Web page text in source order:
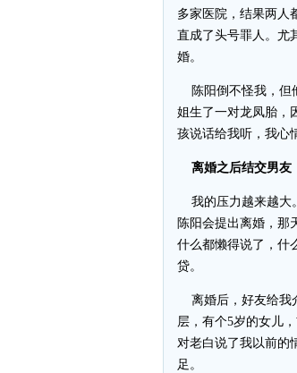
多家医院，结果两人
直成了头号罪人。尤
婚。
陈阳倒不怪我，但
姐生了一对龙凤胎，
孩说话给我听，我心
离婚之后结交男友
我的压力越来越大
陈阳会提出离婚，那
什么都懒得说了，什
贷。
离婚后，好友给我
层，有个5岁的女儿
对老白说了我以前的
足。